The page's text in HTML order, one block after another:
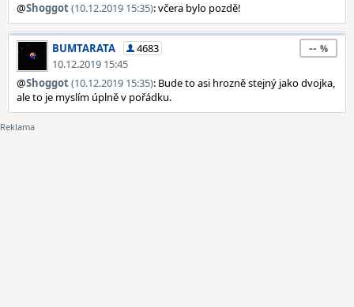
@Shoggot(10.12.2019 15:35): včera bylo pozdě!
BUMTARATA
4683
10.12.2019 15:45
--
@Shoggot(10.12.2019 15:35): Bude to asi hrozně stejný jako dvojka,
ale to je myslím úplně v pořádku.